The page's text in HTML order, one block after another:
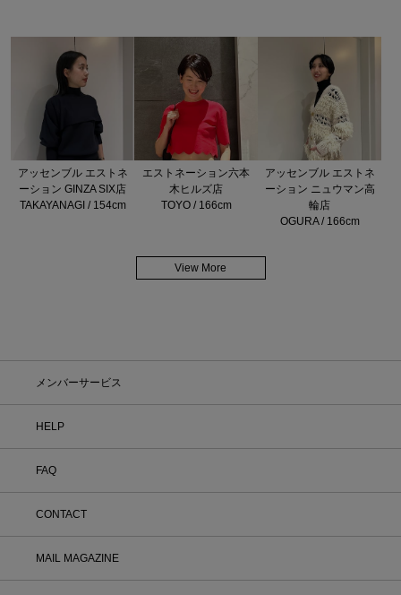
アッセンブル エストネ
ーション GINZA SIX店
TAKAYANAGI / 154cm
エストネーション六本
木ヒルズ店
TOYO / 166cm
アッセンブル エストネ
ーション ニュウマン高
輪店
OGURA / 166cm
View More
メンバーサービス
HELP
FAQ
CONTACT
MAIL MAGAZINE